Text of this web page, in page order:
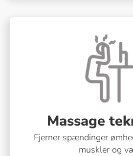
Massage
Fjerner spændinger
muskler og